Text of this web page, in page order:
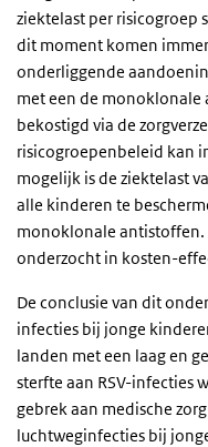
ziektelast per risicogroep
dit moment komen
onderliggende
met een de
bekostigd via de
risicogroepenbeleid kan
mogelijk is de ziektelast
alle kinderen te
monoklonale antistoffen.
onderzocht in kosten-
De conclusie van dit
infecties bij jonge
landen met een laag en
sterfte aan RSV-infecties
gebrek aan medische
luchtweginfecties bij